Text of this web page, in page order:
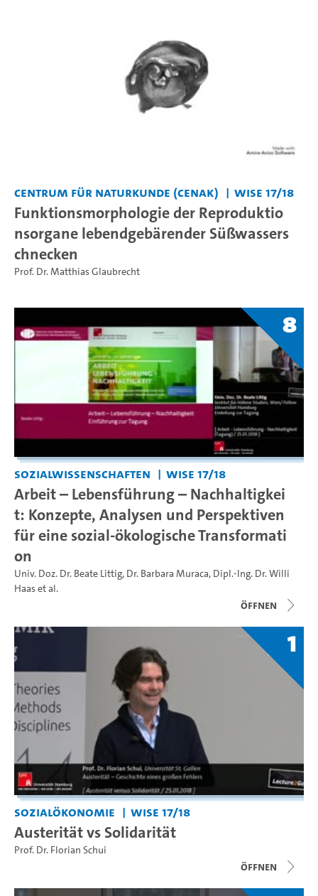
Centrum für Naturkunde (CeNak) WiSe 17/18
Funktionsmorphologie der Reproduktio
nsorgane lebendgebärender Süßwassers
chnecken
Prof. Dr. Matthias Glaubrecht
8
Sozialwissenschaften WiSe 17/18
Arbeit – Lebensführung – Nachhaltigkei
t: Konzepte, Analysen und Perspektiven
für eine sozial-ökologische Transformati
on
Univ. Doz. Dr. Beate Littig, Dr. Barbara Muraca, Dipl.-Ing. Dr. Willi
Haaset al.
Öffnen
1
Sozialökonomie WiSe 17/18
Austerität vs Solidarität
Prof. Dr. Florian Schui
Öffnen